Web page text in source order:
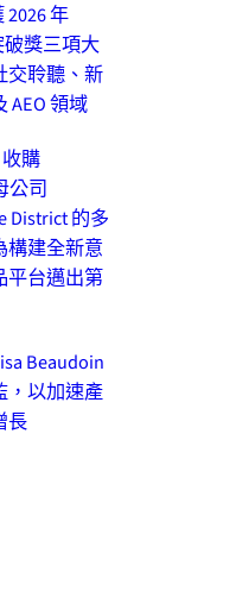
2026 年
破獎三項大
交聆聽、新
AEO 領域
購
公司
District 的多
構建全新意
平台邁出第
Beaudoin
，以加速產
長